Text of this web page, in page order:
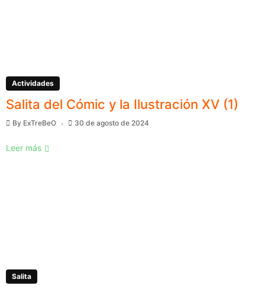
Actividades
Salita del Cómic y la Ilustración XV (1)
By ExTreBeO 30 de agosto de 2024
Leer más
Salita